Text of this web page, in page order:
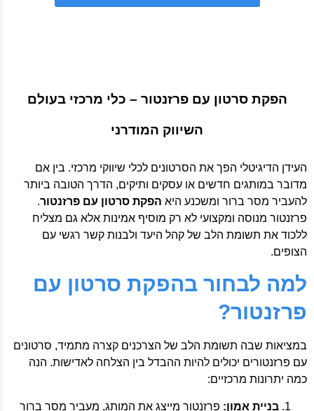
הפקת סרטון עם פרזנטור – כלי מרכזי בעולם
השיווק המודרני
העידן הדיגיטלי הפך את הסרטונים לכלי שיווקי מרכזי. בין אם
מדובר במותגים חדשים או עסקים ותיקים, הדרך הטובה ביותר
להעביר מסר ברור ומשכנע היא הפקת סרטון עם פרזנטור.
פרזנטור מנוסה ומקצועי לא רק מוסיף אמינות אלא גם מצליח
ללכוד את תשומת הלב של קהל היעד ולבנות קשר רגשי עם
הצופים.
למה לבחור בהפקת סרטון עם
פרזנטור?
במציאות שבה תשומת הלב של הצרכנים קצרה מתמיד, סרטונים
עם פרזנטורים יכולים להיות ההבדל בין הצלחה לאדישות. הנה
כמה יתרונות מרכזיים:
בניית אמון: פרזנטור מייצג את המותג, מעביר מסר ברור